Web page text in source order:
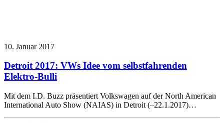
10. Januar 2017
Detroit 2017: VWs Idee vom selbstfahrenden
Elektro-Bulli
Mit dem I.D. Buzz präsentiert Volkswagen auf der North American
International Auto Show (NAIAS) in Detroit (–22.1.2017)…